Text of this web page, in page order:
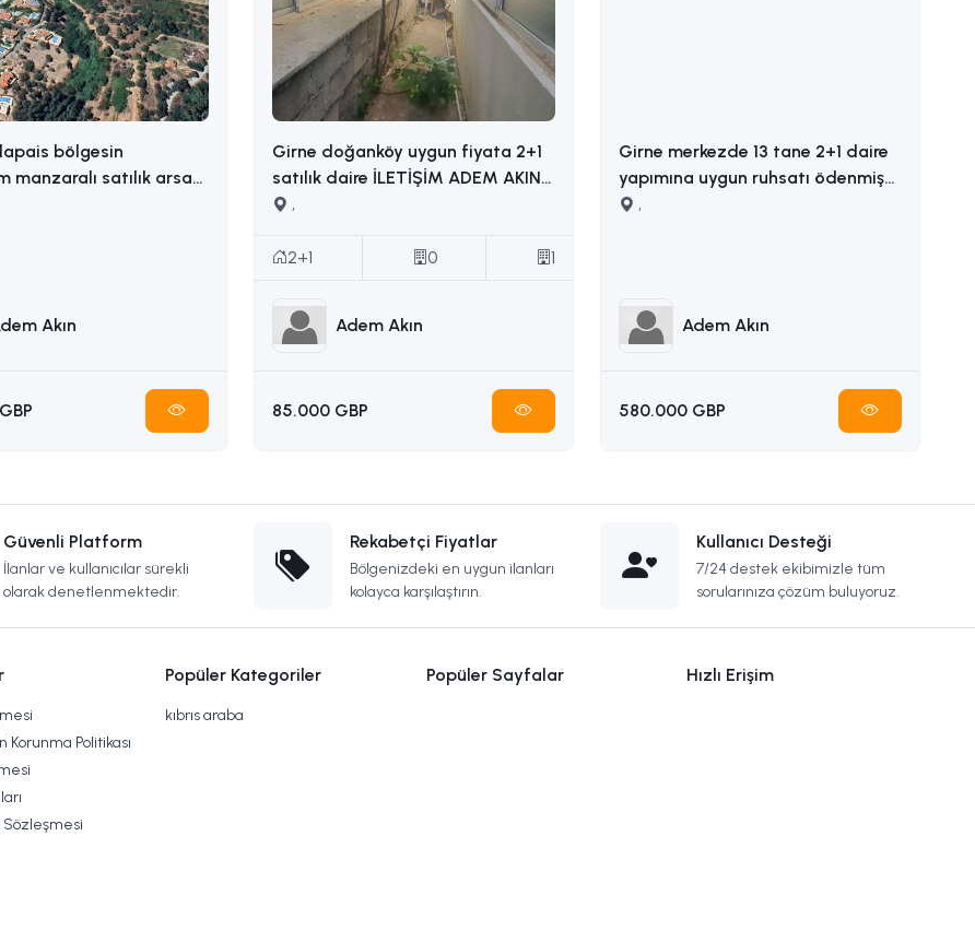
bölgesin
manzaralı satılık arsa
Akın
Girne doğanköy uygun fiyata 2+1
satılık daire İLETİŞİM ADEM AKIN :
05338314949
,
2+1 0 1
Adem Akın
85.000 GBP
Girne merkezde 13 tane 2+1 daire
yapımına uygun ruhsatı ödenmiş
satılık arsa İLETİŞİM ADEM AKIN
,
Adem Akın
580.000 GBP
Güvenli Platform
İlanlar ve kullanıcılar sürekli
olarak denetlenmektedir.
Rekabetçi Fiyatlar
Bölgenizdeki en uygun ilanları
kolayca karşılaştırın.
Kullanıcı Desteği
7/24 destek ekibimizle tüm
sorularınıza çözüm buluyoruz.
Korunma Politikası
Sözleşmesi
Popüler Kategoriler
kıbrıs araba
Popüler Sayfalar Hızlı Erişim